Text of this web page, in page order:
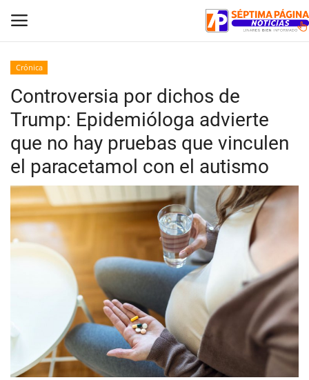
Inicio
Crónica
Policial
Tribunales
Deporte
Espectáculos
Crónica
Controversia por dichos de
Trump: Epidemióloga advierte
que no hay pruebas que vinculen
el paracetamol con el autismo